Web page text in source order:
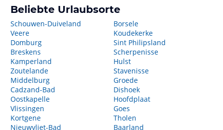
Beliebte Urlaubsorte
Schouwen-Duiveland
Veere
Domburg
Breskens
Kamperland
Zoutelande
Middelburg
Cadzand-Bad
Oostkapelle
Vlissingen
Kortgene
Nieuwvliet-Bad
Borsele
Koudekerke
Sint Philipsland
Scherpenisse
Hulst
Stavenisse
Groede
Dishoek
Hoofdplaat
Goes
Tholen
Baarland